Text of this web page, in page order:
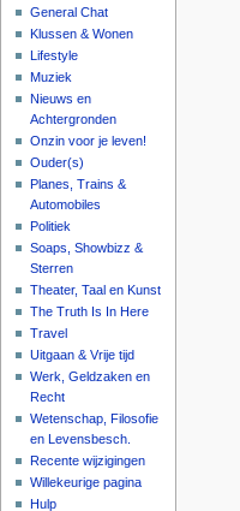
General Chat
Klussen & Wonen
Lifestyle
Muziek
Nieuws en
Achtergronden
Onzin voor je leven!
Ouder(s)
Planes, Trains &
Automobiles
Politiek
Soaps, Showbizz &
Sterren
Theater, Taal en Kunst
The Truth Is In Here
Travel
Uitgaan & Vrije tijd
Werk, Geldzaken en
Recht
Wetenschap, Filosofie
en Levensbesch.
Recente wijzigingen
Willekeurige pagina
Hulp